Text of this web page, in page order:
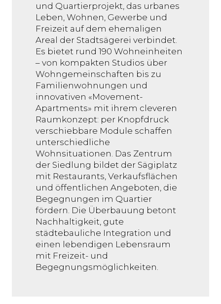
und Quartierprojekt, das urbanes
Leben, Wohnen, Gewerbe und
Freizeit auf dem ehemaligen
Areal der Stadtsägerei verbindet.
Es bietet rund 190 Wohneinheiten
– von kompakten Studios über
Wohngemeinschaften bis zu
Familienwohnungen und
innovativen «Movement-
Apartments» mit ihrem cleveren
Raumkonzept: per Knopfdruck
verschiebbare Module schaffen
unterschiedliche
Wohnsituationen. Das Zentrum
der Siedlung bildet der Sägiplatz
mit Restaurants, Verkaufsflächen
und öffentlichen Angeboten, die
Begegnungen im Quartier
fördern. Die Überbauung betont
Nachhaltigkeit, gute
städtebauliche Integration und
einen lebendigen Lebensraum
mit Freizeit- und
Begegnungsmöglichkeiten.